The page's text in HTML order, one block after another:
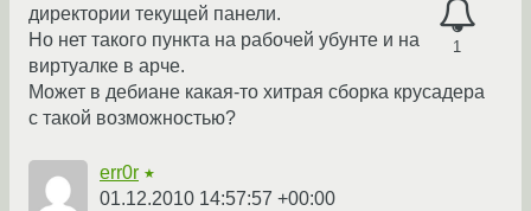
1
директории текущей панели.
Но нет такого пункта на рабочей убунте и на
виртуалке в арче.
Может в дебиане какая-то хитрая сборка крусадера
с такой возможностью?
err0r ★
01.12.2010 14:57:57 +00:00